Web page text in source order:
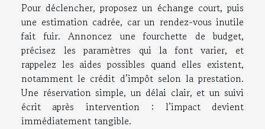
Pour déclencher, proposez un échange court, puis
une estimation cadrée, car un rendez-vous inutile
fait fuir. Annoncez une fourchette de budget,
précisez les paramètres qui la font varier, et
rappelez les aides possibles quand elles existent,
notamment le crédit d’impôt selon la prestation.
Une réservation simple, un délai clair, et un suivi
écrit après intervention : l’impact devient
immédiatement tangible.